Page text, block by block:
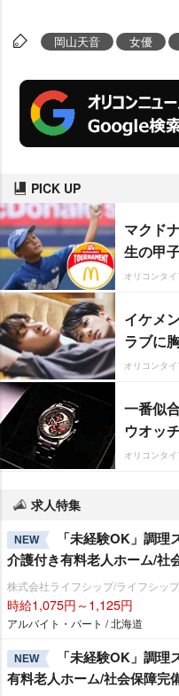
岡山天音 女優
PICK UP
マクド
生の甲
オリコンタ
イケメ
ラブに
オリコンタ
一番似
ウオッ
オリコンタ
求人特集
NEW
「未経験OK」調
介護付き有料老人ホーム/社
株式会社ライフシップ/ライフシッ
時給1,075円～1,125円
アルバイト・パート / 北海道
NEW
「未経験OK」調
有料老人ホーム/社会保障完